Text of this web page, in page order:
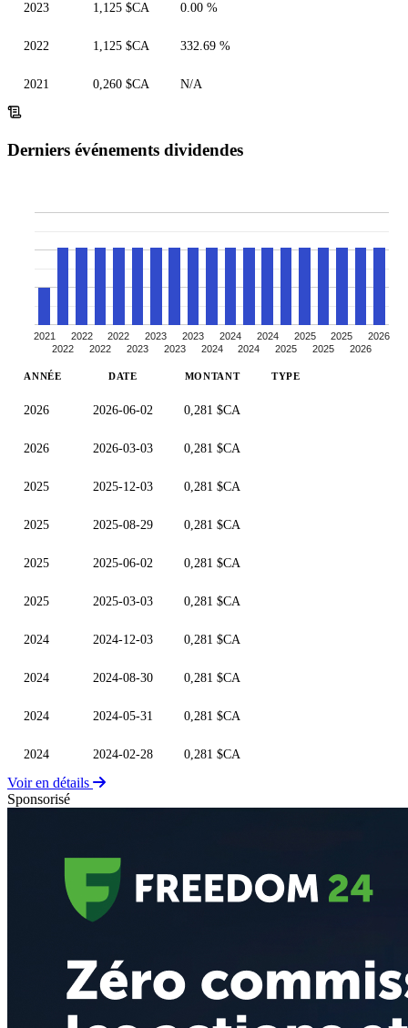
2023 1,125 $CA 0.00 %
2022 1,125 $CA 332.69 %
2021 0,260 $CA N/A
Derniers événements dividendes
2021
2022
2022
2022
2022
2023
2023
2023
2023
2024
2024
2024
2024
2025
2025
2025
2025
2026
2026
ANNÉE DATE MONTANT TYPE
2026 2026-06-02 0,281 $CA
2026 2026-03-03 0,281 $CA
2025 2025-12-03 0,281 $CA
2025 2025-08-29 0,281 $CA
2025 2025-06-02 0,281 $CA
2025 2025-03-03 0,281 $CA
2024 2024-12-03 0,281 $CA
2024 2024-08-30 0,281 $CA
2024 2024-05-31 0,281 $CA
2024 2024-02-28 0,281 $CA
Voir en détails
Sponsorisé